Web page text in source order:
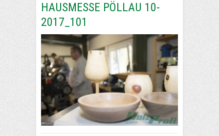
HAUSMESSE PÖLLAU 10-
2017_101